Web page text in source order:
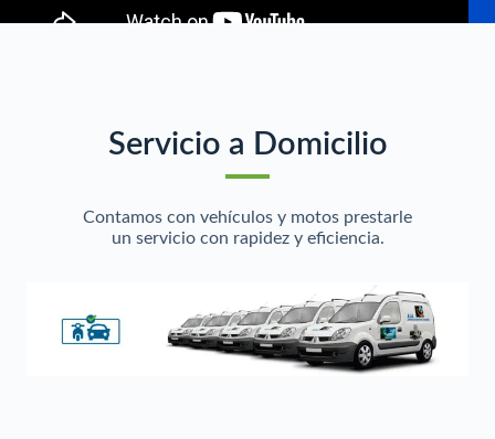
Servicio a Domicilio
Contamos con vehículos y motos prestarle
un servicio con rapidez y eficiencia.